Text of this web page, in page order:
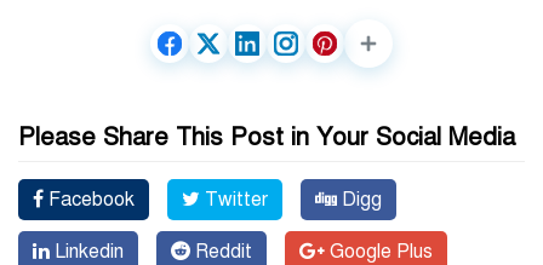
Please Share This Post in Your Social Media
Facebook Twitter Digg
Linkedin Reddit Google Plus